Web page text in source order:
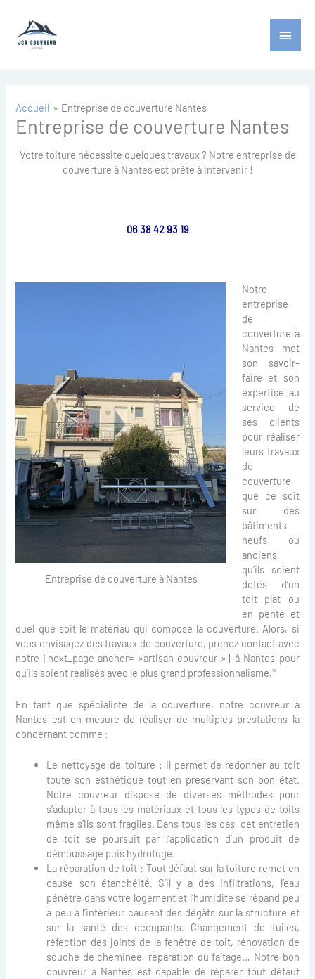
contenu
Menu
Accueil Entreprise de couverture Nantes
Entreprise de couverture Nantes
Votre toiture nécessite quelques travaux ? Notre entreprise de
couverture à Nantes est prête à intervenir !
06 38 42 93 19
Entreprise de couverture à Nantes
Notre
entreprise
de
couverture à
Nantes met
son savoir-
faire et son
expertise au
service de
ses clients
pour réaliser
leurs travaux
de
couverture
que ce soit
sur des
bâtiments
neufs ou
anciens,
qu’ils soient
dotés d’un
toit plat ou
en pente et
quel que soit le matériau qui compose la couverture. Alors, si
vous envisagez des travaux de couverture, prenez contact avec
notre [next_page anchor= »artisan couvreur »] à Nantes pour
qu’ils soient réalisés avec le plus grand professionnalisme.*
En tant que spécialiste de la couverture, notre couvreur à
Nantes est en mesure de réaliser de multiples prestations la
concernant comme :
Le nettoyage de toiture : Il permet de redonner au toit
toute son esthétique tout en préservant son bon état.
Notre couvreur dispose de diverses méthodes pour
s’adapter à tous les matériaux et tous les types de toits
même s’ils sont fragiles. Dans tous les cas, cet entretien
de toit se poursuit par l’application d’un produit de
démoussage puis hydrofuge.
La réparation de toit : Tout défaut sur la toiture remet en
cause son étanchéité. S’il y a des infiltrations, l’eau
pénètre dans votre logement et l’humidité se répand peu
à peu à l’intérieur causant des dégâts sur la structure et
sur la santé des occupants. Changement de tuiles,
réfection des joints de la fenêtre de toit, rénovation de
souche de cheminée, réparation du faîtage… Notre bon
couvreur à Nantes est capable de réparer tout défaut